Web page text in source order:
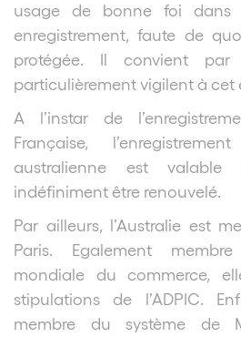
usage de bonne foi
enregistrement, faute de
protégée. Il convient par
particulièrement vigilent à cet
A l’instar de
Française,
australienne est
indéfiniment être renouvelé.
Par ailleurs, l’Australie est
Paris. Egalement
mondiale du commerce,
stipulations de l’ADPIC.
membre du système de